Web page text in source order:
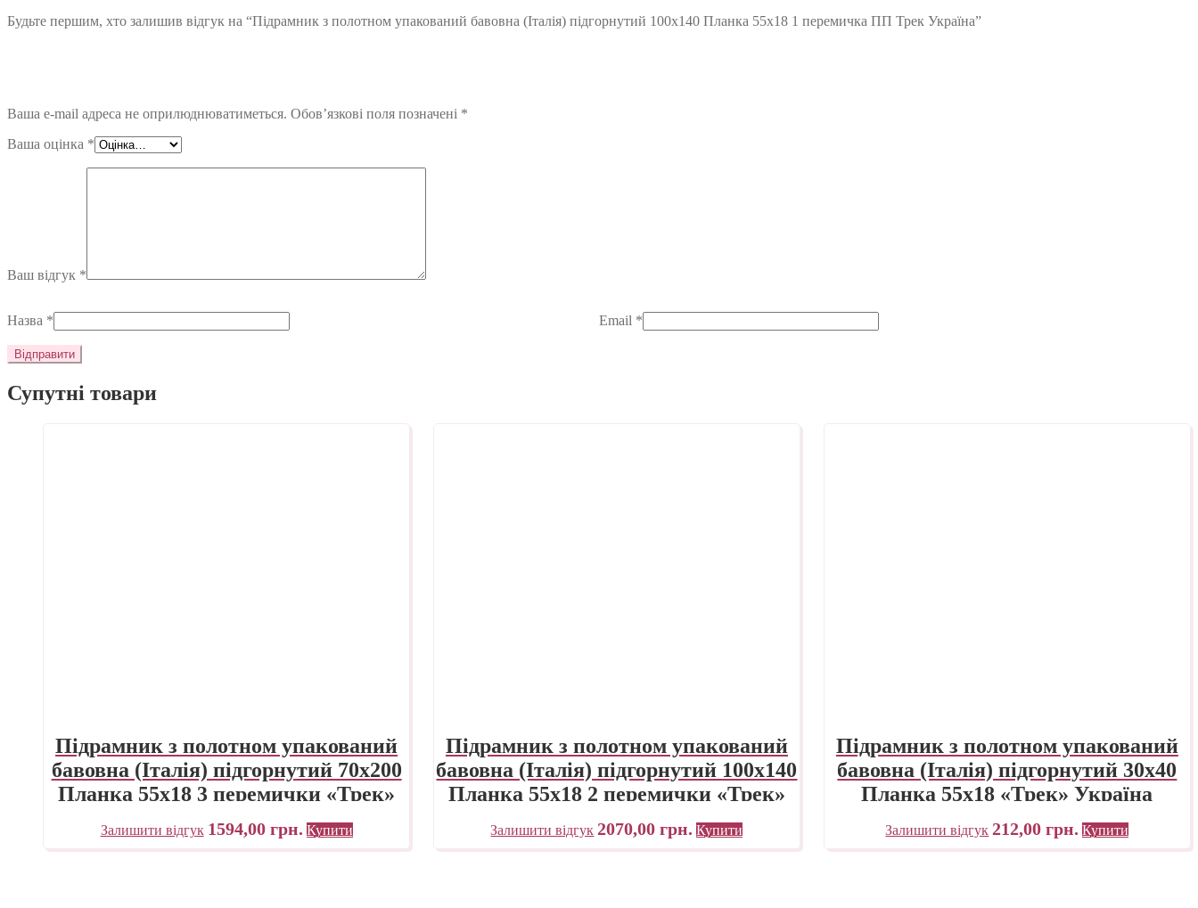
Будьте першим, хто залишив відгук на “Підрамник з полотном упакований бавовна (Італія) підгорнутий 100х140 Планка 55х18 1 перемичка ПП Трек Україна”
Ваша e-mail адреса не оприлюднюватиметься. Обов’язкові поля позначені *
Ваша оцінка *
Ваш відгук *
Назва * Email *
Супутні товари
Підрамник з полотном упакований
бавовна (Італія) підгорнутий 70х200
Планка 55х18 3 перемички «Трек»
Україна
Залишити відгук 1594,00 грн. Купити
Підрамник з полотном упакований
бавовна (Італія) підгорнутий 100х140
Планка 55х18 2 перемички «Трек»
Україна
Залишити відгук 2070,00грн. Купити
Підрамник з полотном упакований
бавовна (Італія) підгорнутий 30х40
Планка 55х18 «Трек» Україна
Залишити відгук 212,00грн. Купити